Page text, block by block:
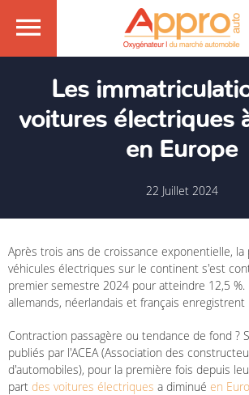
Les
voitures électriques
en Europe
22 Juillet 2024
Après trois ans de croissance exponentielle,
véhicules électriques sur le continent s'est
premier semestre 2024 pour atteindre 12,5 %.
allemands, néerlandais et français
Contraction passagère ou tendance de fond ?
publiés par l'ACEA (Association des
d'automobiles), pour la première fois depuis
part des voitures électriques a diminué en